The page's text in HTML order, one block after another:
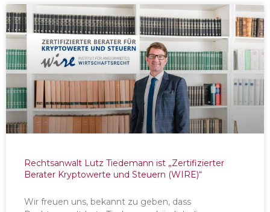
Rechtsanwalt Lutz Tiedemann ist „Zertifizierter
Berater Kryptowerte und Steuern (WIRE)“
Wir freuen uns, bekannt zu geben, dass